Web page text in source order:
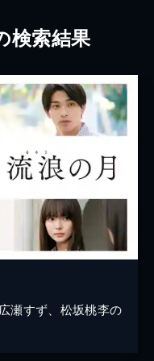
検索結果
瀬すず、松坂桃李の